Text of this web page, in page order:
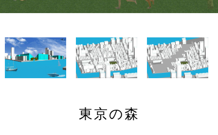
東京の森